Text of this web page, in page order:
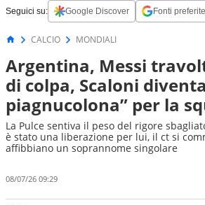
Seguici su: Google Discover Fonti preferite
CALCIO MONDIALI
Argentina, Messi
di colpa, Scaloni
piagnucolona” per la
La Pulce sentiva il peso del rigore
è stato una liberazione per lui, il ct si
affibbiano un soprannome singolare
08/07/26 09:29